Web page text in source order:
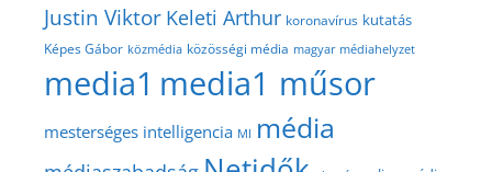
Justin Viktor Keleti Arthur koronavírus kutatás
Képes Gábor közmédia közösségi média magyar médiahelyzet
media1 media1 műsor
mesterséges intelligencia MI média